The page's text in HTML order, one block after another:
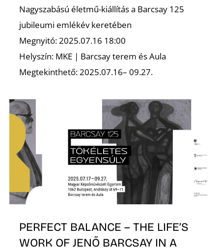
Nagyszabású életmű-kiállítás a Barcsay 125
jubileumi emlékév keretében
Megnyitó: 2025.07.16 18:00
Helyszín: MKE | Barcsay terem és Aula
Megtekinthető: 2025.07.16– 09.27.
PERFECT BALANCE – THE LIFE’S
WORK OF JENŐ BARCSAY IN A